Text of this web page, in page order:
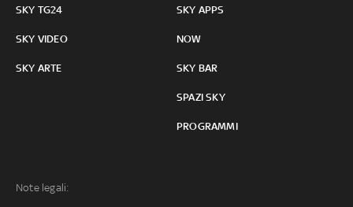
SKY TG24
SKY VIDEO
SKY ARTE
SKY APPS
NOW
SKY BAR
SPAZI SKY
PROGRAMMI
Note legali: